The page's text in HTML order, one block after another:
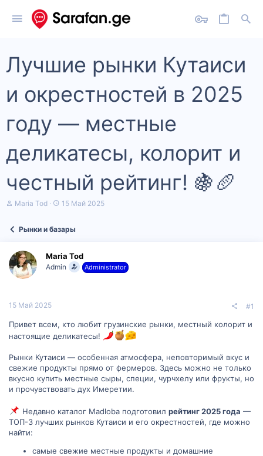
Лучшие рынки Кутаиси
и окрестностей в 2025
году — местные
деликатесы, колорит и
честный рейтинг! 🍇🥖
А
т
е
м
ы
Maria Tod
Д
а
ч
а
15 Май 2025
Рынки и базары
Maria Tod
Admin Administrator
15 Май 2025 #1
Привет всем, кто любит грузинские рынки, местный колорит и
настоящие деликатесы!
Рынки Кутаиси — особенная атмосфера, неповторимый вкус и
свежие продукты прямо от фермеров. Здесь можно не только
вкусно купить местные сыры, специи, чурчхелу или фрукты, но
и прочувствовать дух Имеретии.
Недавно каталог Madloba подготовилрейтинг 2025 года —
ТОП-3 лучших рынков Кутаиси и его окрестностей, где можно
найти:
самые свежие местные продукты и домашние